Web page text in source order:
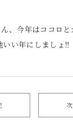
、今年はココロと
いい年にしましょ!!